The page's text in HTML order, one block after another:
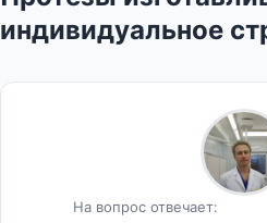
индивидуальное
На вопрос отвечает: